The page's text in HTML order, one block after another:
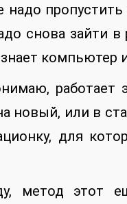
надо
снова зайти
компьютер
новый, или в
для
метод этот